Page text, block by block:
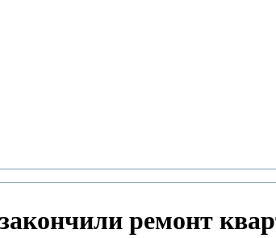
ремонт